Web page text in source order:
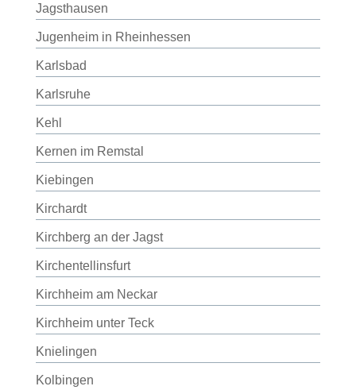
Jagsthausen
Jugenheim in Rheinhessen
Karlsbad
Karlsruhe
Kehl
Kernen im Remstal
Kiebingen
Kirchardt
Kirchberg an der Jagst
Kirchentellinsfurt
Kirchheim am Neckar
Kirchheim unter Teck
Knielingen
Kolbingen